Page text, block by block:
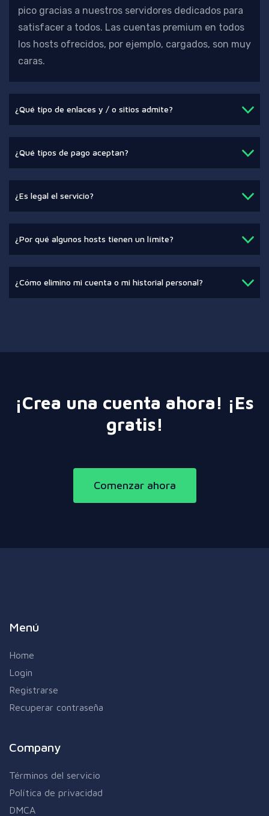
pico gracias a nuestros servidores dedicados para
satisfacer a todos. Las cuentas premium en todos
los hosts ofrecidos, por ejemplo, cargados, son muy
caras.
¿Qué tipo de enlaces y / o sitios admite?
¿Qué tipos de pago aceptan?
¿Es legal el servicio?
¿Por qué algunos hosts tienen un límite?
¿Cómo elimino mi cuenta o mi historial personal?
¡Crea una cuenta ahora! ¡Es
gratis!
Comenzar ahora
Menú
Home
Login
Registrarse
Recuperar contraseña
Company
Términos del servicio
Política de privacidad
DMCA